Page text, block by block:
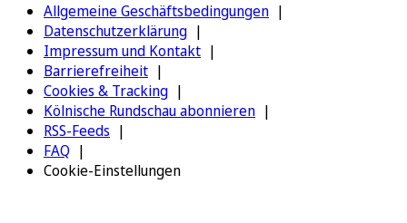
Allgemeine Geschäftsbedingungen
Datenschutzerklärung
Impressum und Kontakt
Barrierefreiheit
Cookies & Tracking
Kölnische Rundschau abonnieren
RSS-Feeds
FAQ
Cookie-Einstellungen